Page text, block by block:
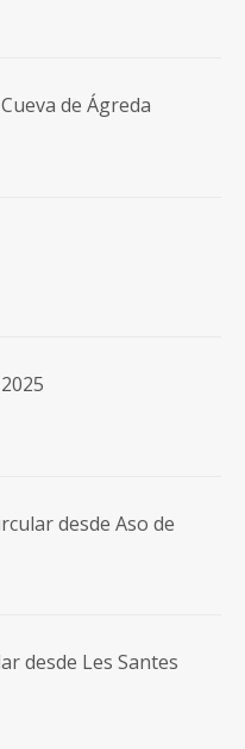
de Ágreda
desde Aso de
desde Les Santes